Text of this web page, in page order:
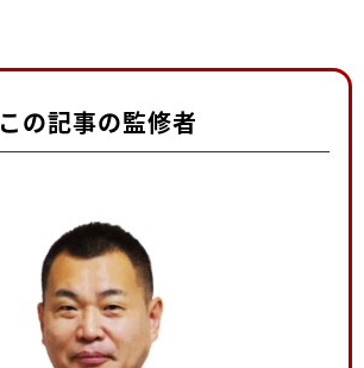
この記事の監修者